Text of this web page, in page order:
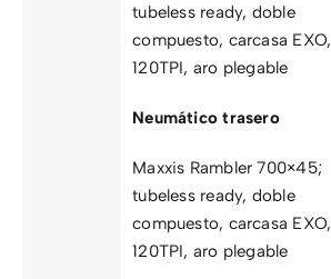
tubeless ready, doble
compuesto, carcasa EXO,
120TPI, aro plegable
Neumático trasero
Maxxis Rambler 700×45;
tubeless ready, doble
compuesto, carcasa EXO,
120TPI, aro plegable